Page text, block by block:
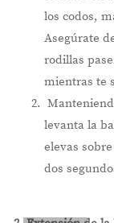
los codos,
Asegúrate
rodillas
mientras te
levanta la
elevas
dos